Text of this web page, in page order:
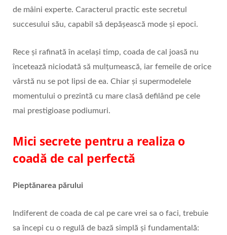
de mâini experte. Caracterul practic este secretul
succesului său, capabil să depășească mode și epoci.
Rece și rafinată în același timp, coada de cal joasă nu
încetează niciodată să mulțumească, iar femeile de orice
vârstă nu se pot lipsi de ea. Chiar și supermodelele
momentului o prezintă cu mare clasă defilând pe cele
mai prestigioase podiumuri.
Mici secrete pentru a realiza o
coadă de cal perfectă
Pieptănarea părului
Indiferent de coada de cal pe care vrei sa o faci, trebuie
sa începi cu o regulă de bază simplă și fundamentală: